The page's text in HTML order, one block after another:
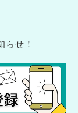
らせ！